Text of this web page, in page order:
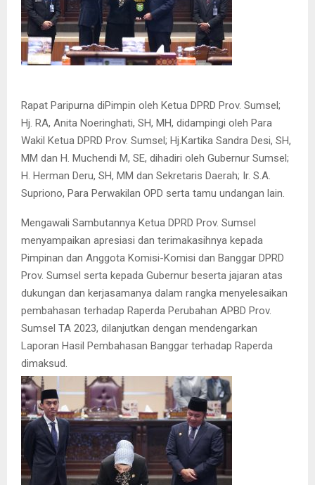
Rapat Paripurna diPimpin oleh Ketua DPRD Prov. Sumsel;
Hj. RA, Anita Noeringhati, SH, MH, didampingi oleh Para
Wakil Ketua DPRD Prov. Sumsel; Hj.Kartika Sandra Desi, SH,
MM dan H. Muchendi M, SE, dihadiri oleh Gubernur Sumsel;
H. Herman Deru, SH, MM dan Sekretaris Daerah; Ir. S.A.
Supriono, Para Perwakilan OPD serta tamu undangan lain.
Mengawali Sambutannya Ketua DPRD Prov. Sumsel
menyampaikan apresiasi dan terimakasihnya kepada
Pimpinan dan Anggota Komisi-Komisi dan Banggar DPRD
Prov. Sumsel serta kepada Gubernur beserta jajaran atas
dukungan dan kerjasamanya dalam rangka menyelesaikan
pembahasan terhadap Raperda Perubahan APBD Prov.
Sumsel TA 2023, dilanjutkan dengan mendengarkan
Laporan Hasil Pembahasan Banggar terhadap Raperda
dimaksud.